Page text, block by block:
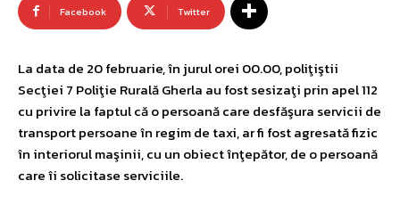
Facebook Twitter
La data de 20 februarie, în jurul orei 00.00, poliţiştii
Secţiei 7 Poliţie Rurală Gherla au fost sesizaţi prin apel 112
cu privire la faptul că o persoană care desfăşura servicii de
transport persoane în regim de taxi, ar fi fost agresată fizic
în interiorul maşinii, cu un obiect înţepător, de o persoană
care îi solicitase serviciile.